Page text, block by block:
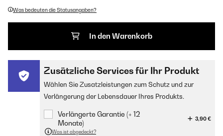
Was bedeuten die Statusangaben?
In den Warenkorb
Zusätzliche Services für Ihr Produkt
Wählen Sie Zusatzleistungen zum Schutz und zur
Verlängerung der Lebensdauer Ihres Produkts.
Verlängerte Garantie (+ 12
Monate)
3,90 €
Was ist abgedeckt?